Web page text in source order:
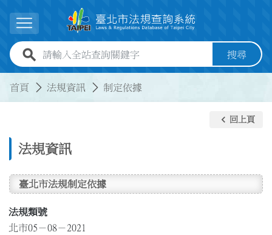
展開選單
全站查詢關鍵字欄位 搜尋
首頁 法規資訊 制定依據
法規資訊
keyboard_arrow_left 回上頁
臺北市法規制定依據
法規類號
北市05－08－2021